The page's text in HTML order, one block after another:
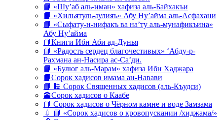
📘 «Шу’аб аль-иман» хафиза аль-Байхакъи
📘 «Хильятуль-аулияъ» Абу Ну’айма аль-Асфахани
📘 «Сыфату-н-нифакъ ва на’ту аль-мунафикъина»
Абу Ну’айма
📘Книги Ибн Аби ад-Дунья
📘 «Радость сердец благочестивых» ‘Абду-р-
Рахмана ан-Насира ас-Са’ди.
📘 «Булюг аль-Марам» хафиза Ибн Хаджара
📘Сорок хадисов имама ан-Навави
📘 🕌 Сорок Священных хадисов (аль-Къудси)
🕋Сорок хадисов о Каабе
📘 Сорок хадисов о Чёрном камне и воде Замзама
💉 📘 «Сорок хадисов о кровопускании /хиджама/»